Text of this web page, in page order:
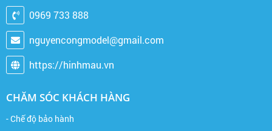
0969 733 888
nguyencongmodel@gmail.com
https://hinhmau.vn
CHĂM SÓC KHÁCH HÀNG
- Chế độ bảo hành